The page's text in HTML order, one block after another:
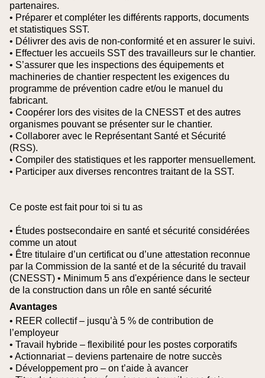
partenaires.
• Préparer et compléter les différents rapports, documents
et statistiques SST.
• Délivrer des avis de non-conformité et en assurer le suivi.
• Effectuer les accueils SST des travailleurs sur le chantier.
• S’assurer que les inspections des équipements et
machineries de chantier respectent les exigences du
programme de prévention cadre et/ou le manuel du
fabricant.
• Coopérer lors des visites de la CNESST et des autres
organismes pouvant se présenter sur le chantier.
• Collaborer avec le Représentant Santé et Sécurité
(RSS).
• Compiler des statistiques et les rapporter mensuellement.
• Participer aux diverses rencontres traitant de la SST.
Ce poste est fait pour toi si tu as
• Études postsecondaire en santé et sécurité considérées
comme un atout
• Être titulaire d’un certificat ou d’une attestation reconnue
par la Commission de la santé et de la sécurité du travail
(CNESST) • Minimum 5 ans d'expérience dans le secteur
de la construction dans un rôle en santé sécurité
Avantages
• REER collectif – jusqu’à 5 % de contribution de
l’employeur
• Travail hybride – flexibilité pour les postes corporatifs
• Actionnariat – deviens partenaire de notre succès
• Développement pro – on t’aide à avancer